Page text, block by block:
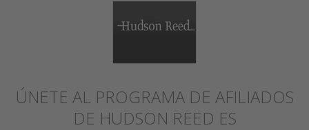
ÚNETE AL PROGRAMA DE AFILIADOS
DE HUDSON REED ES